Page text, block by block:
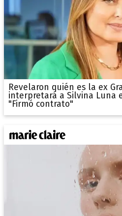
Revelaron quién es la ex
interpretará a Silvina Luna
"Firmó contrato"